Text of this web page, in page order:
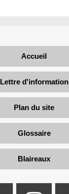
Accueil
Lettre d'information
Plan du site
Glossaire
Blaireaux